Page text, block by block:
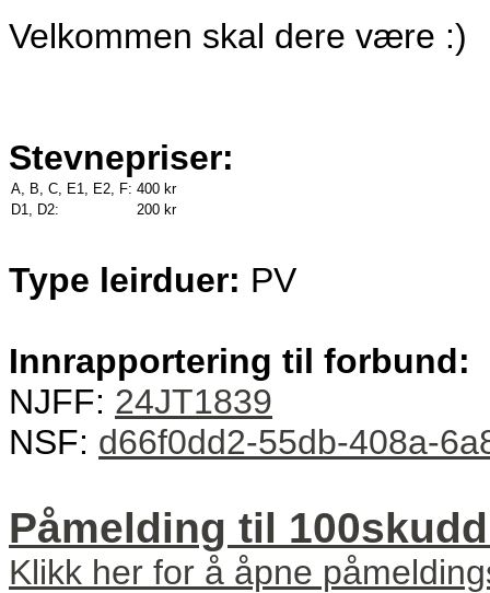
Velkommen skal dere være :)
Stevnepriser:
A, B, C, E1, E2, F: 400 kr
D1, D2:
200 kr
Type leirduer: PV
Innrapportering til forbund:
NJFF: 24JT1839
NSF: d66f0dd2-55db-408a-
Påmelding til
Klikk her for å åpne